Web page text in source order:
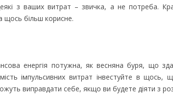
з ваших витрат – звичка, а не потреба.
більш корисне.
енергія потужна, як весняна буря, що
імпульсивних витрат інвестуйте в щось,
виправдати себе, якщо ви будете діяти з